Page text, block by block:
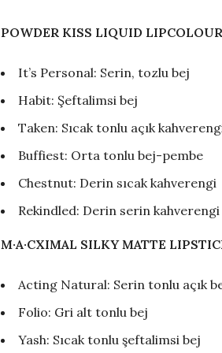
POWDER KISS LIQUID LIPCOLOUR
It’s Personal: Serin, tozlu bej
Habit: Şeftalimsi bej
Taken: Sıcak tonlu açık
Buffiest: Orta tonlu bej-pembe
Chestnut: Derin sıcak kahverengi
Rekindled: Derin serin kahverengi
M·A·CXIMAL SILKY MATTE
Acting Natural: Serin tonlu açık
Folio: Gri alt tonlu bej
Yash: Sıcak tonlu şeftalimsi bej